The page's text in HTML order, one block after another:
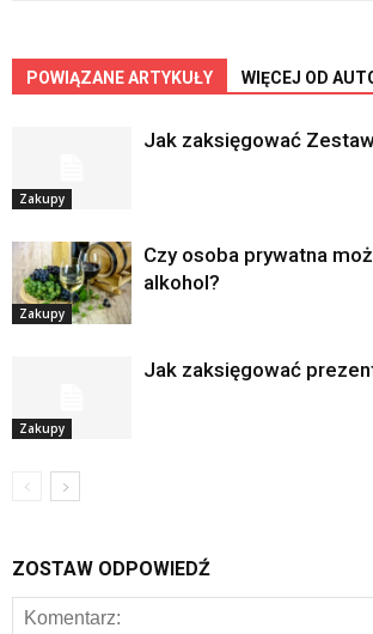
POWIĄZANE ARTYKUŁY WIĘCEJ OD
Zakupy
Jak zaksięgować
Zakupy
Czy osoba prywatna
alkohol?
Zakupy
Jak zaksięgować
ZOSTAW ODPOWIEDŹ